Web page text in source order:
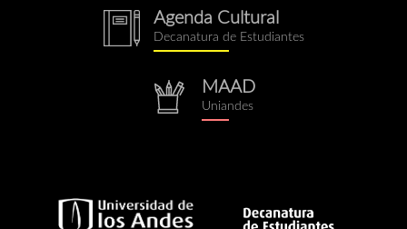
notebook.png
Agenda Cultural
Decanatura de Estudiantes
repositorio.png
MAAD
Uniandes